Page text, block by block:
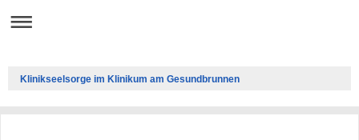
Klinikseelsorge im Klinikum am Gesundbrunnen